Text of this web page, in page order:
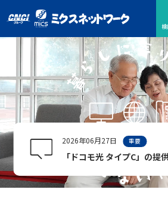
検
2026年06月27日 重要
「ドコモ光 タイプC」の提